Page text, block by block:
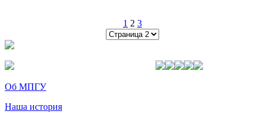
1 2 3
Об МПГУ
Наша история